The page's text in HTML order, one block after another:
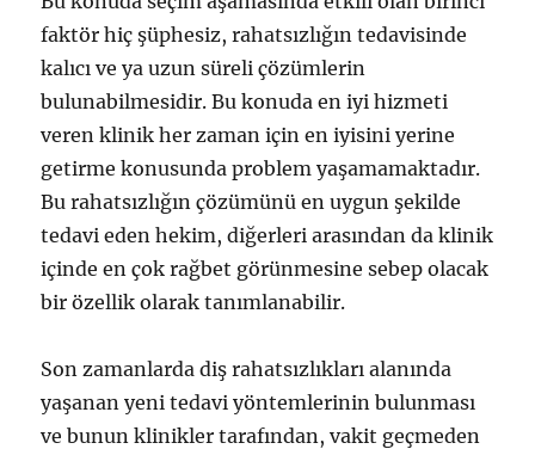
faktör hiç şüphesiz, rahatsızlığın tedavisinde
kalıcı ve ya uzun süreli çözümlerin
bulunabilmesidir. Bu konuda en iyi hizmeti
veren klinik her zaman için en iyisini yerine
getirme konusunda problem yaşamamaktadır.
Bu rahatsızlığın çözümünü en uygun şekilde
tedavi eden hekim, diğerleri arasından da klinik
içinde en çok rağbet görünmesine sebep olacak
bir özellik olarak tanımlanabilir.
Son zamanlarda diş rahatsızlıkları alanında
yaşanan yeni tedavi yöntemlerinin bulunması
ve bunun klinikler tarafından, vakit geçmeden